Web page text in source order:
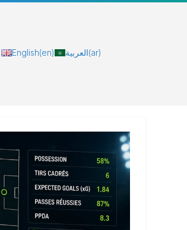
English(en) العربية(ar)